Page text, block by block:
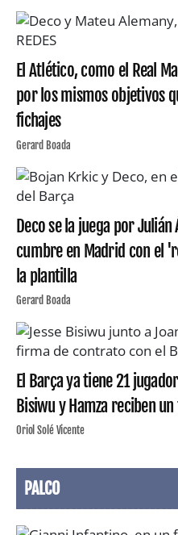
El Atlético, como el Real
por los mismos objetivos
fichajes
Gerard Boada
Deco se la juega por
cumbre en Madrid con el
la plantilla
Gerard Boada
El Barça ya tiene 21
Bisiwu y Hamza reciben
Oriol Solé Vicente
PALCO